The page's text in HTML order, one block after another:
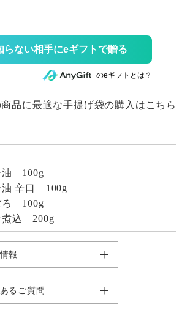
らない相手にeギフトで贈る
のeギフトとは？
商品に最適な手提げ袋の購入はこちら
油 100g
油 辛口 100g
ろ 100g
煮込 200g
報
るご質問